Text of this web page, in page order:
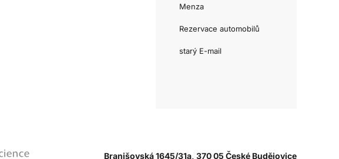
Menza
Rezervace automobilů
starý E-mail
Branišovská 1645/31a, 370 05 České Budějovice